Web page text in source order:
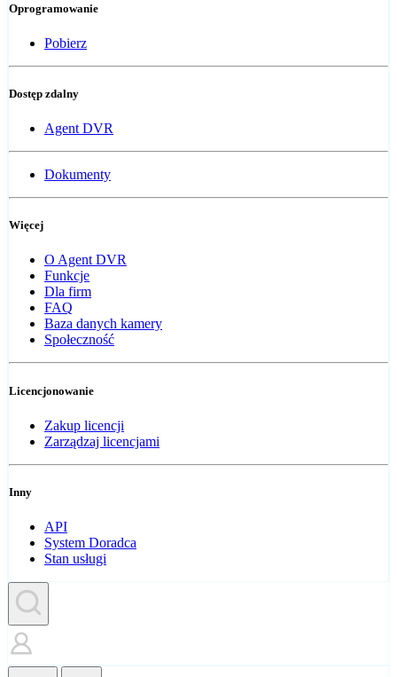
Oprogramowanie
Pobierz
Dostęp zdalny
Agent DVR
Dokumenty
Więcej
O Agent DVR
Funkcje
Dla firm
FAQ
Baza danych kamery
Społeczność
Licencjonowanie
Zakup licencji
Zarządzaj licencjami
Inny
API
System Doradca
Stan usługi